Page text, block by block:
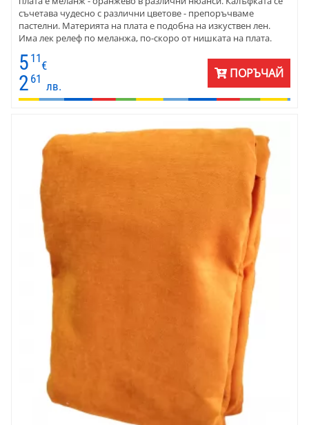
съчетава чудесно с различни цветове - препоръчваме
пастелни. Материята на плата е подобна на изкуствен лен.
Има лек релеф по меланжа, по-скоро от нишката на плата.
сезони.
5 11
€
2 61
лв.
ПОРЪЧАЙ